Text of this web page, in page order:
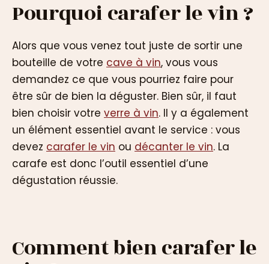
Pourquoi carafer le vin ?
Alors que vous venez tout juste de sortir une
bouteille de votre cave à vin, vous vous
demandez ce que vous pourriez faire pour
être sûr de bien la déguster. Bien sûr, il faut
bien choisir votre verre à vin. Il y a également
un élément essentiel avant le service : vous
devez carafer le vin ou décanter le vin. La
carafe est donc l’outil essentiel d’une
dégustation réussie.
Comment bien carafer le